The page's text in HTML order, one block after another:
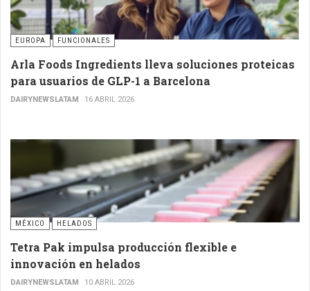
EUROPA FUNCIONALES
Arla Foods Ingredients lleva soluciones proteicas
para usuarios de GLP-1 a Barcelona
DAIRYNEWSLATAM 16 ABRIL 2026
MÉXICO HELADOS
Tetra Pak impulsa producción flexible e
innovación en helados
DAIRYNEWSLATAM 10 ABRIL 2026